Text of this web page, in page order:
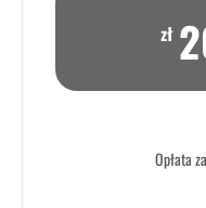
zł
Opłata